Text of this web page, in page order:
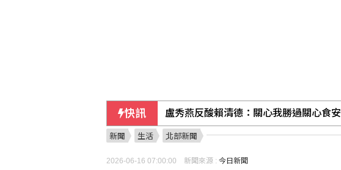
快訊 盧秀燕反酸賴清德：關心我勝過關心食安
新聞 生活 北部新聞
2026-06-16 07:00:00 新聞來源 : 今日新聞